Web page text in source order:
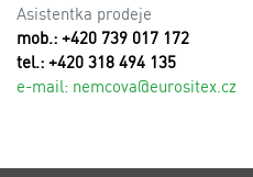
Asistentka prodeje
mob.: +420 739 017 172
tel.: +420 318 494 135
e-mail: nemcova@eurositex.cz